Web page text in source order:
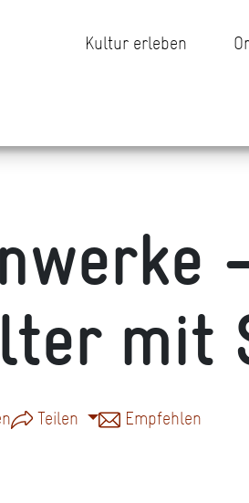
Kultur erleben
mit
Teilen Empfehlen